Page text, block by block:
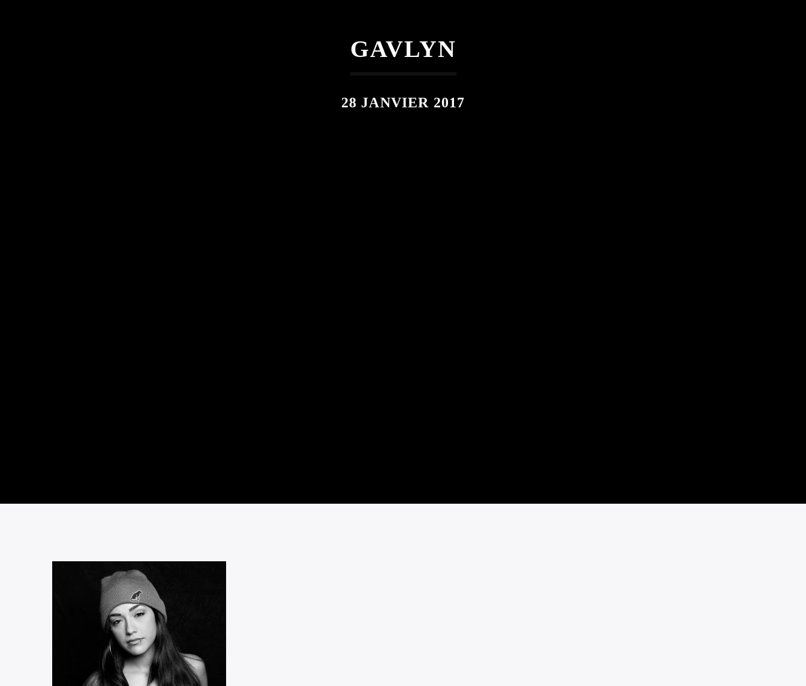
GAVLYN
28 JANVIER 2017